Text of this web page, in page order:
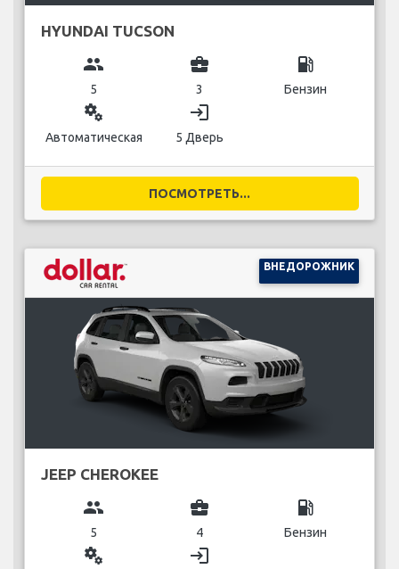
HYUNDAI TUCSON
group
5
business_center
3
local_gas_station
Бензин
miscellaneous_services
Автоматическая
login
5 Дверь
ПОСМОТРЕТЬ...
ВНЕДОРОЖНИК
JEEP CHEROKEE
group
5
business_center
4
local_gas_station
Бензин
miscellaneous_services login